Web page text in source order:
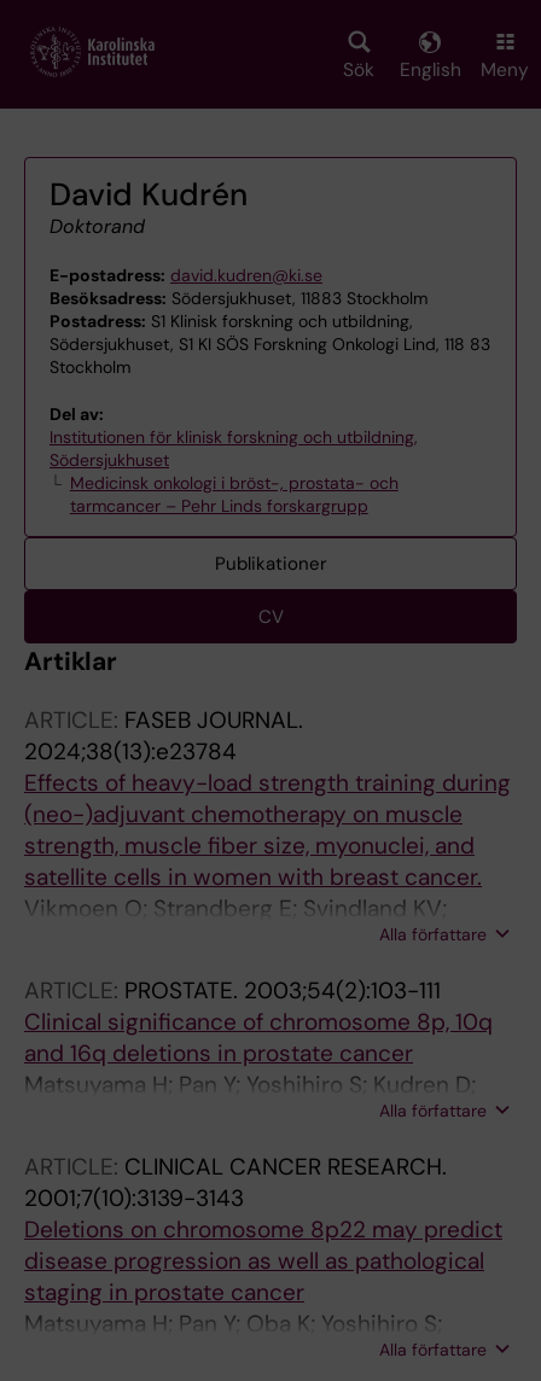
main
Sök English Meny
David Kudrén
Doktorand
E-postadress: david.kudren@ki.se
Besöksadress: Södersjukhuset, 11883 Stockholm
Postadress: S1 Klinisk forskning och utbildning,
Södersjukhuset, S1 KI SÖS Forskning Onkologi Lind, 118 83
Stockholm
Del av:
Institutionen för klinisk forskning och utbildning,
Södersjukhuset
Medicinsk onkologi i bröst-, prostata- och
tarmcancer – Pehr Linds forskargrupp
Publikationer
CV
Artiklar
ARTICLE: FASEB JOURNAL.
2024;38(13):e23784
Effects of heavy-load strength training during
(neo-)adjuvant chemotherapy on muscle
strength, muscle fiber size, myonuclei, and
satellite cells in women with breast cancer.
Vikmoen O; Strandberg E; Svindland KV;
Henriksson A; Mazzoni A-S; Johansson B;
Jönsson J; Karakatsanis A; Annebäck M;
Kudrén D; Lindman H; Wärnberg F; Berntsen S;
Demmelmaier I; Nordin K; Raastad T
Alla författare
ARTICLE: PROSTATE. 2003;54(2):103-111
Clinical significance of chromosome 8p, 10q
and 16q deletions in prostate cancer
Matsuyama H; Pan Y; Yoshihiro S; Kudren D;
Naito K; Bergerheim USR; Ekman PAlla författare
ARTICLE: CLINICAL CANCER RESEARCH.
2001;7(10):3139-3143
Deletions on chromosome 8p22 may predict
disease progression as well as pathological
staging in prostate cancer
Matsuyama H; Pan Y; Oba K; Yoshihiro S;
Matsuda K; Hägarth L; Kudren D; Naito K;
Alla författare